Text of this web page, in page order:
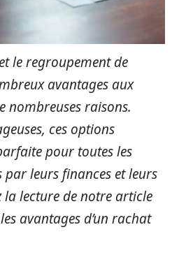
le regroupement de
avantages aux
nombreuses raisons.
ces options
pour toutes les
par leurs finances et leurs
la lecture de notre article
avantages d’un rachat